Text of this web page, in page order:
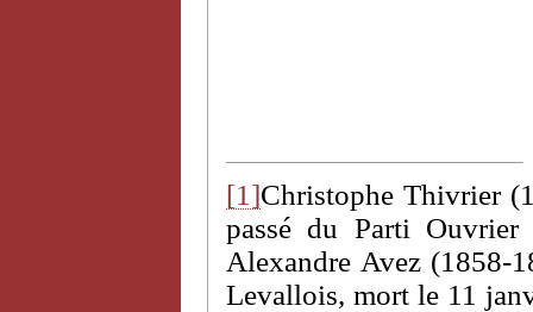
[1]Christophe Thivrier
passé du Parti
Alexandre Avez (1858-
Levallois, mort le 11